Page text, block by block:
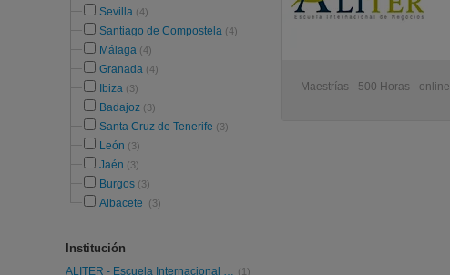
Sevilla (4)
Santiago de Compostela (4)
Málaga (4)
Granada (4)
Ibiza (3)
Badajoz (3)
Santa Cruz de Tenerife (3)
León (3)
Jaén (3)
Burgos (3)
Albacete (3)
Institución
ALITER - Escuela Internacional De Negocios (1)
Maestrías - 500 Horas - online